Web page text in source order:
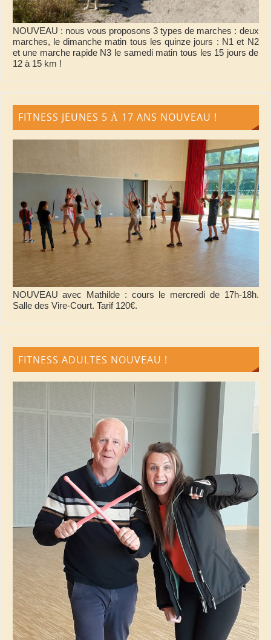
NOUVEAU : nous vous proposons 3 types de marches : deux
marches, le dimanche matin tous les quinze jours : N1 et N2
et une marche rapide N3 le samedi matin tous les 15 jours de
12 à 15 km !
FITNESS JEUNES 5 À 17 ANS NOUVEAU !
NOUVEAU avec Mathilde : cours le mercredi de 17h-18h.
Salle des Vire-Court. Tarif 120€.
FITNESS ADULTES NOUVEAU !